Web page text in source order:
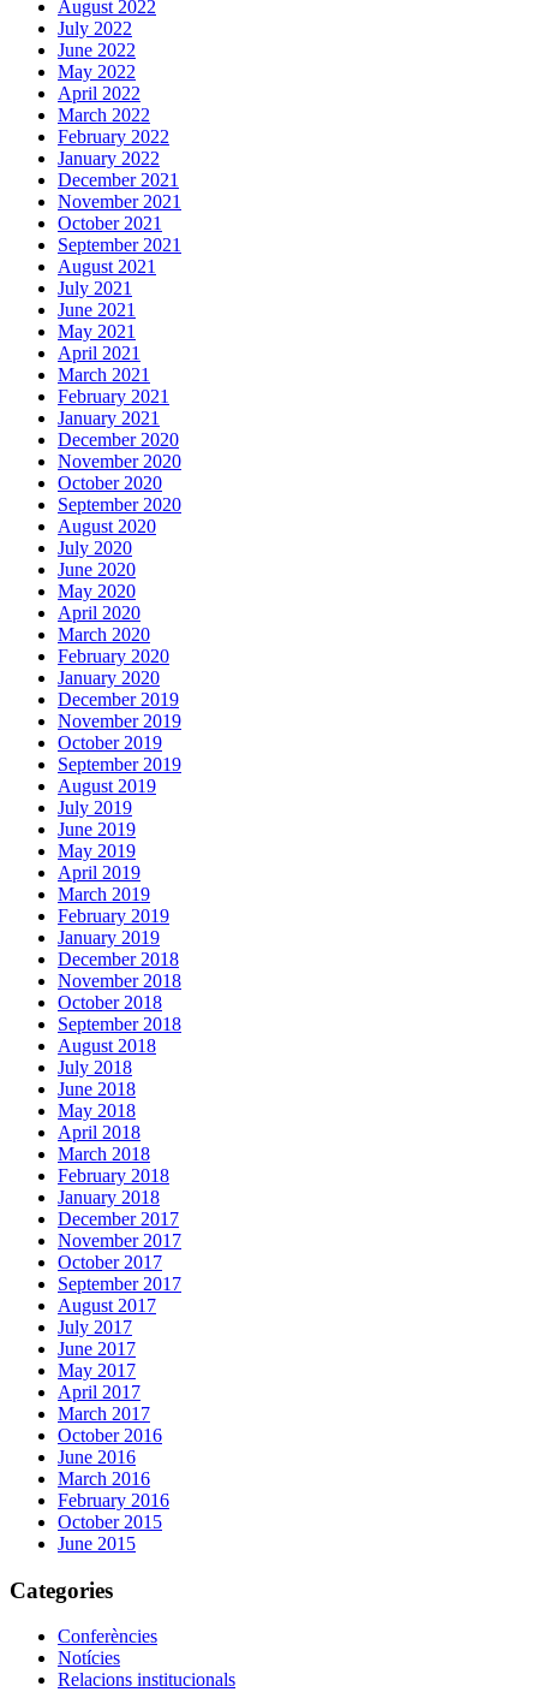
August 2022
July 2022
June 2022
May 2022
April 2022
March 2022
February 2022
January 2022
December 2021
November 2021
October 2021
September 2021
August 2021
July 2021
June 2021
May 2021
April 2021
March 2021
February 2021
January 2021
December 2020
November 2020
October 2020
September 2020
August 2020
July 2020
June 2020
May 2020
April 2020
March 2020
February 2020
January 2020
December 2019
November 2019
October 2019
September 2019
August 2019
July 2019
June 2019
May 2019
April 2019
March 2019
February 2019
January 2019
December 2018
November 2018
October 2018
September 2018
August 2018
July 2018
June 2018
May 2018
April 2018
March 2018
February 2018
January 2018
December 2017
November 2017
October 2017
September 2017
August 2017
July 2017
June 2017
May 2017
April 2017
March 2017
October 2016
June 2016
March 2016
February 2016
October 2015
June 2015
Categories
Conferències
Notícies
Relacions institucionals